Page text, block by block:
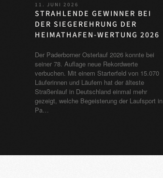
11. JUNI 2026
STRAHLENDE GEWINNER BEI
DER SIEGEREHRUNG DER
HEIMATHAFEN-WERTUNG 2026
Der Paderborner Osterlauf 2026 konnte bei
seiner 78. Auflage neue Rekordwerte
verbuchen. Mit einem Starterfeld von 15.070
Läuferinnen und Läufern hat der älteste
Straßenlauf in Deutschland einmal mehr
gezeigt, welche Begeisterung der Laufsport in
Pa…